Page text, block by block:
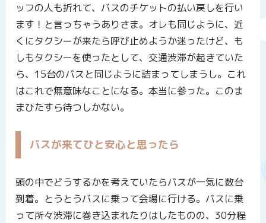
ッフの人も折れて、バスのチケットの払い戻しを行い
ます！と言っちゃうありさま。オレも同じように、近
くにタクシーが来たら呼び止めようか迷ったけど、も
しもタクシーを使ったとして、交通渋滞が起きていた
ら、15台のバスと同じように詰まってしまうし。これ
はこれで無意味なことになる。本当に参った。このま
まひたすら待つしかない。
バスが来てひと安心と思ったら
頭の中でどうするかを考えていたらバスが一気に数台
到着。とうとうバスに乗って会場に行ける。バスに乗
って所々渋滞に巻き込まれたりはしたものの、30分程